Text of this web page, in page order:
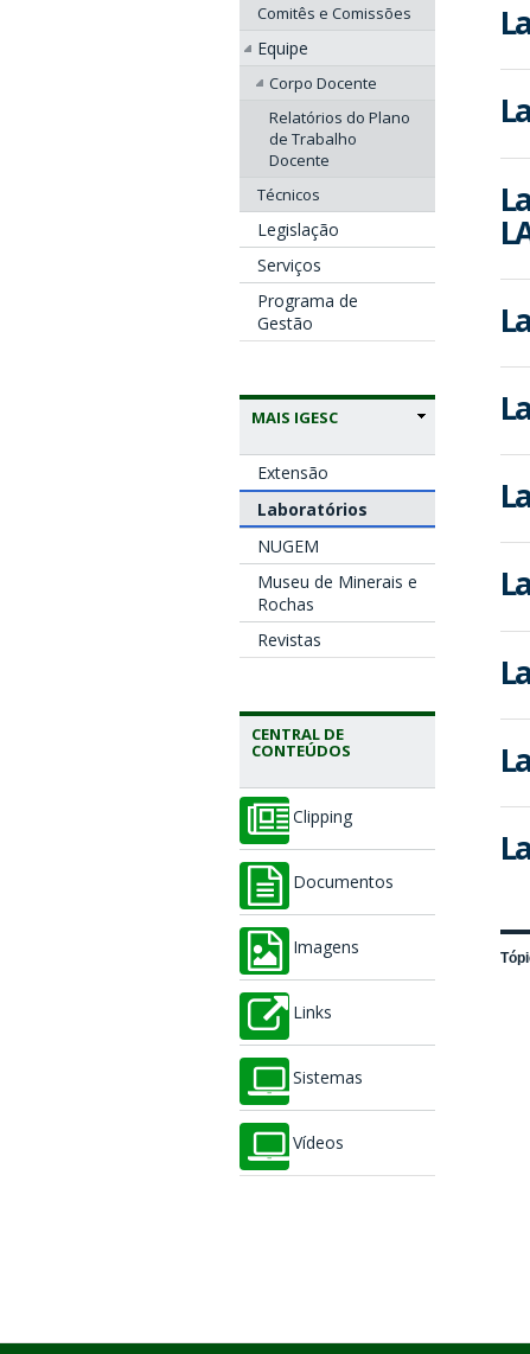
Comitês e Comissões
Equipe
Corpo Docente
Relatórios do Plano
de Trabalho
Docente
Técnicos
Legislação
Serviços
Programa de
Gestão
MAIS IGESC
Extensão
Laboratórios
NUGEM
Museu de Minerais e
Rochas
Revistas
CENTRAL DE
CONTEÚDOS
Clipping
Documentos
Imagens
Links
Sistemas
Vídeos